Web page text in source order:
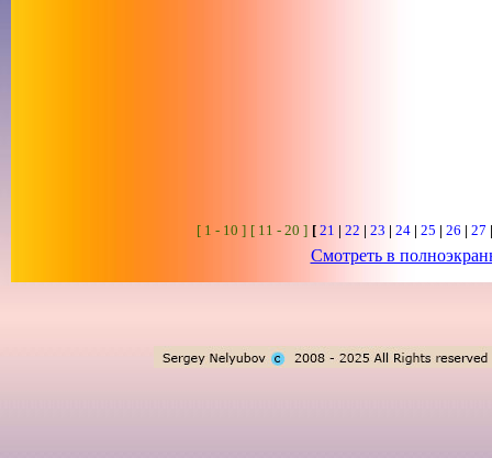
[ 1 - 10 ] [ 11 - 20 ] [ 21 | 22 | 23 | 24 | 25 | 26 | 27 |
Смотреть в